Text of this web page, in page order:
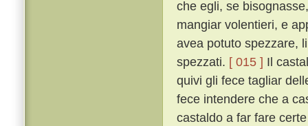
che egli, se
mangiar volentieri, e
avea potuto spezzare,
spezzati. [ 015 ] Il
quivi gli fece tagliar
fece intendere che a
castaldo a far fare